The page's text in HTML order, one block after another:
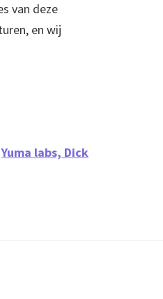
van deze
en wij
Yuma labs, Dick